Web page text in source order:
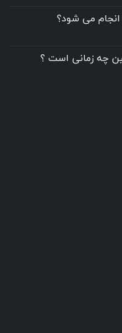
می شود؟
چه زمانی است ؟